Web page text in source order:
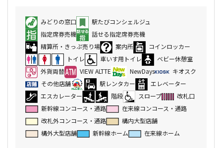
みどりの窓口
駅たびコンシェルジュ
指定席券売機
話せる指定席券売機
精算所・きっぷ売り場
案内所
コインロッカー
トイレ
車いす用トイレ
ベビー休憩室
外貨両替
VIEW ALTTE NewDays
キオスク
その他店舗
駅レンタカー
エレベーター
エスカレーター
階段 スロープ
改札口
新幹線コンコース・通路
在来線コンコース・通路
改札外コンコース・通路
構内大型店舗
構外大型店舗
新幹線ホーム 在来線ホーム